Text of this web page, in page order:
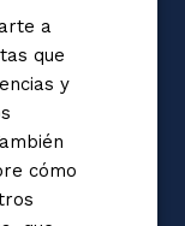
a
que
y
cómo